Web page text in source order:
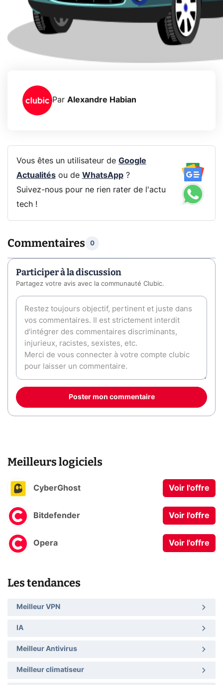
Par Alexandre Habian
Vous êtes un utilisateur de Google
Actualitésou de WhatsApp?
Suivez-nous pour ne rien rater de l'actu
tech !
Commentaires 0
Participer à la discussion
Partagez votre avis avec la communauté Clubic.
Poster mon commentaire
Meilleurs logiciels
CyberGhost Voir l'offre
Bitdefender Voir l'offre
Opera Voir l'offre
Les tendances
Meilleur VPN
IA
Meilleur Antivirus
Meilleur climatiseur